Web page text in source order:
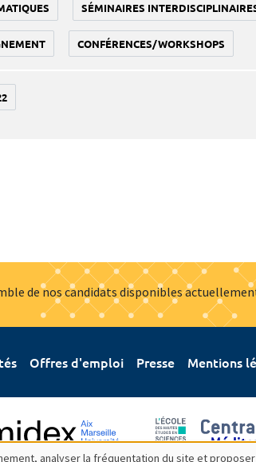
SÉMINAIRES
CONFÉRENCES/WORKSHOPS
de nos candidats disponibles
Offres d'emploi Presse Mentions
analyser la fréquentation du site et